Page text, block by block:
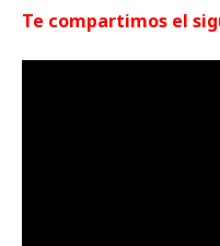
Te compartimos el